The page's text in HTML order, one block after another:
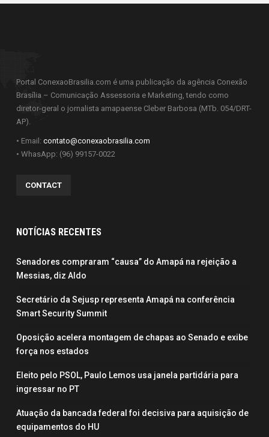
Portal ConexaoBrasilia.com é uma publicação da agência Conexão
Brasília – Comunicação Assessoria e Marketing, tendo como
diretor-geral o jornalista amapaense Cleber Barbosa (MTb. 054/DRT-
AP).
• Email: contato@conexaobrasilia.com
• WhasApp: (96) 99157-0022
CONTACT
NOTÍCIAS RECENTES
Senadores compraram “causa” do Amapá na rejeição a
Messias, diz Aldo
Secretário da Sejusp representa Amapá na conferência
Smart Security Summit
Oposição acelera montagem de chapas ao Senado e exibe
força nos estados
Eleito pelo PSOL, Paulo Lemos usa janela partidária para
ingressar no PT
Atuação da bancada federal foi decisiva para aquisição de
equipamentos do HU